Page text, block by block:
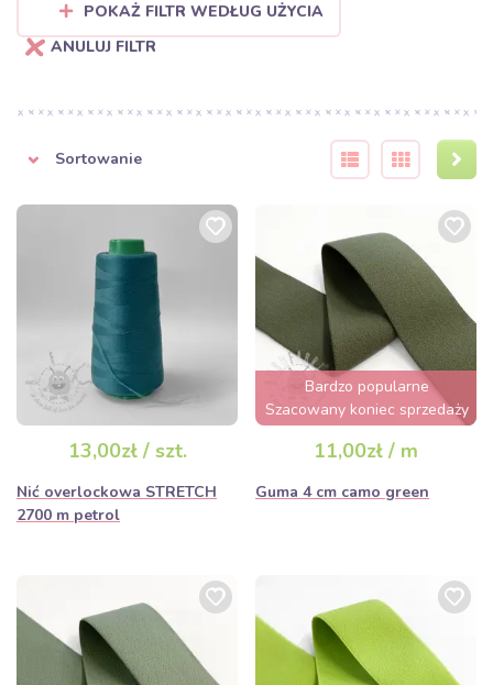
POKAŻ FILTR WEDŁUG UŻYCIA
ANULUJ FILTR
Sortowanie
13,00zł / szt.
Nić overlockowa STRETCH
2700 m petrol
Bardzo popularne
Szacowany koniec sprzedaży
11,00zł / m
Guma 4 cm camo green